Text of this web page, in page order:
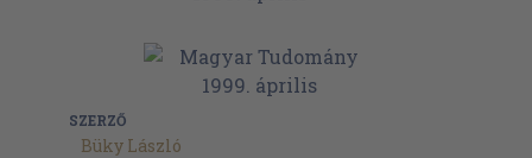
SZERZŐ
Büky László